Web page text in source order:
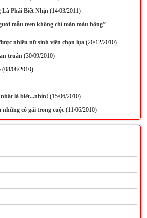
Là Phải Biết Nhịn(14/03/2011)
mẫu teen không chỉ toàn màu hồng”
nhiều nữ sinh viên chọn lựa(20/12/2010)
truân(30/09/2010)
(08/08/2010)
là biết...nhịn! (15/06/2010)
những cô gái trong cuộc(11/06/2010)